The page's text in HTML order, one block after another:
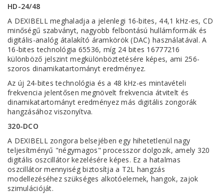
HD-24/48
A DEXIBELL meghaladja a jelenlegi 16-bites, 44,1 kHz-es, CD
minőségű szabványt, nagyobb felbontású hullámformák és
digitális-analóg átalakító áramkörök (DAC) használatával. A
16-bites technológia 65536, míg 24 bites 16777216
különböző jelszint megkülönböztetésére képes, ami 256-
szoros dinamikatartományt eredményez.
Az új 24-bites technológia és a 48 kHz-es mintavételi
frekvencia jelentősen megnövelt frekvencia átvitelt és
dinamikatartományt eredményez más digitális zongorák
hangzásához viszonyítva.
320-DCO
A DEXIBELL zongora belsejében egy hihetetlenül nagy
teljesítményű "négymagos" processzor dolgozik, amely 320
digitális oszcillátor kezelésére képes. Ez a hatalmas
oszcillátor mennyiség biztosítja a T2L hangzás
modellezéséhez szükséges alkotóelemek, hangok, zajok
szimulációját.